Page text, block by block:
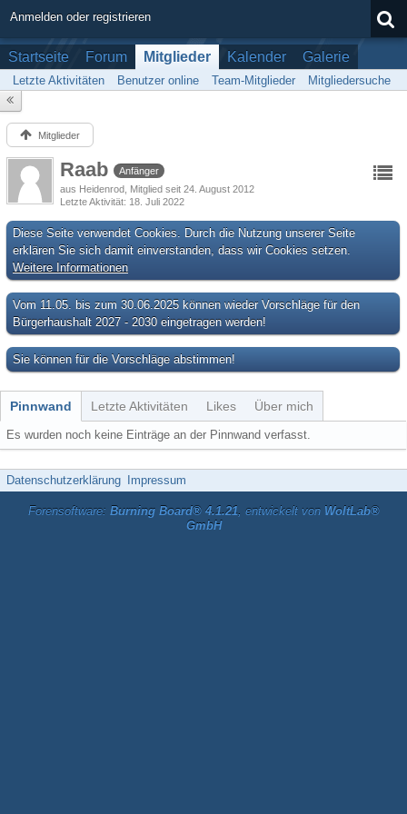
Anmelden oder registrieren
Startseite Forum Mitglieder Kalender Galerie
Letzte Aktivitäten Benutzer online Team-Mitglieder Mitgliedersuche
Mitglieder
Raab
Anfänger
aus Heidenrod Mitglied seit 24. August 2012
Letzte Aktivität 18. Juli 2022
Diese Seite verwendet Cookies. Durch die Nutzung unserer Seite
erklären Sie sich damit einverstanden, dass wir Cookies setzen.
Weitere Informationen
Vom 11.05. bis zum 30.06.2025 können wieder Vorschläge für den
Bürgerhaushalt 2027 - 2030 eingetragen werden!
Sie können für die Vorschläge abstimmen!
Pinnwand Letzte Aktivitäten Likes Über mich
Es wurden noch keine Einträge an der Pinnwand verfasst.
Datenschutzerklärung Impressum
Forensoftware: Burning Board® 4.1.21, entwickelt von WoltLab®
GmbH